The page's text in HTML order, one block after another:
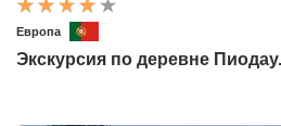
Европа
Экскурсия по деревне Пиодау.